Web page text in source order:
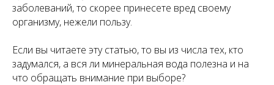
заболеваний, то скорее принесете вред своему
организму, нежели пользу.
Если вы читаете эту статью, то вы из числа тех, кто
задумался, а вся ли минеральная вода полезна и на
что обращать внимание при выборе?